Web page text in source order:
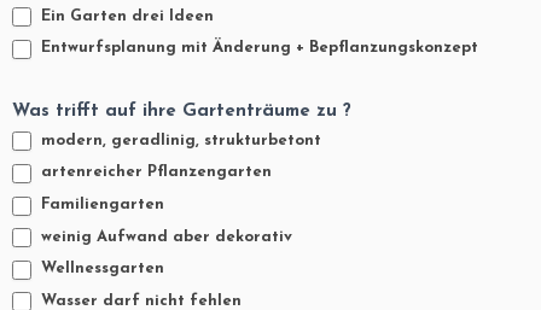
Ein Garten drei Ideen
Entwurfsplanung mit Änderung + Bepflanzungskonzept
Was trifft auf ihre Gartenträume zu ?
modern, geradlinig, strukturbetont
artenreicher Pflanzengarten
Familiengarten
weinig Aufwand aber dekorativ
Wellnessgarten
Wasser darf nicht fehlen